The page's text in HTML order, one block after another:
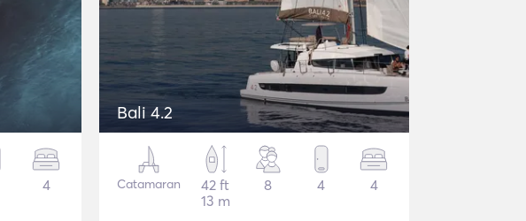
4
Bali 4.2
Catamaran
42 ft
13 m
8 4 4